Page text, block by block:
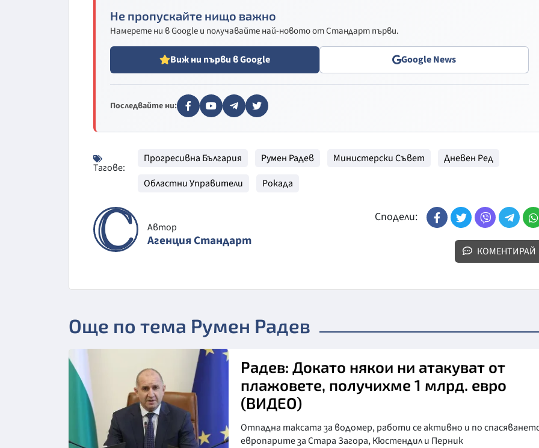
Не пропускайте нищо важно
Намерете ни в Google и получавайте най-новото от Стандарт първи.
Виж ни първи в Google Google News
Последвайте ни:
Тагове:
Прогресивна България Румен Радев Министерски Съвет
Дневен Ред
Областни Управители
Рокада
Автор
Агенция Стандарт
Сподели:
КОМЕНТИРАЙ
Още по тема Румен Радев
Радев: Докато някои ни атакуват от
плажовете, получихме 1 млрд. евро
(ВИДЕО)
Отпадна таксата за водомер, работи се активно и по
европарите за Стара Загора, Кюстендил и Перник